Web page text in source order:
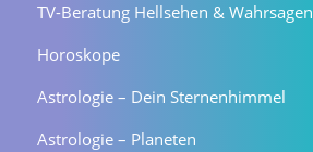
TV-Beratung Hellsehen & Wahrsagen
Horoskope
Astrologie – Dein Sternenhimmel
Astrologie – Planeten